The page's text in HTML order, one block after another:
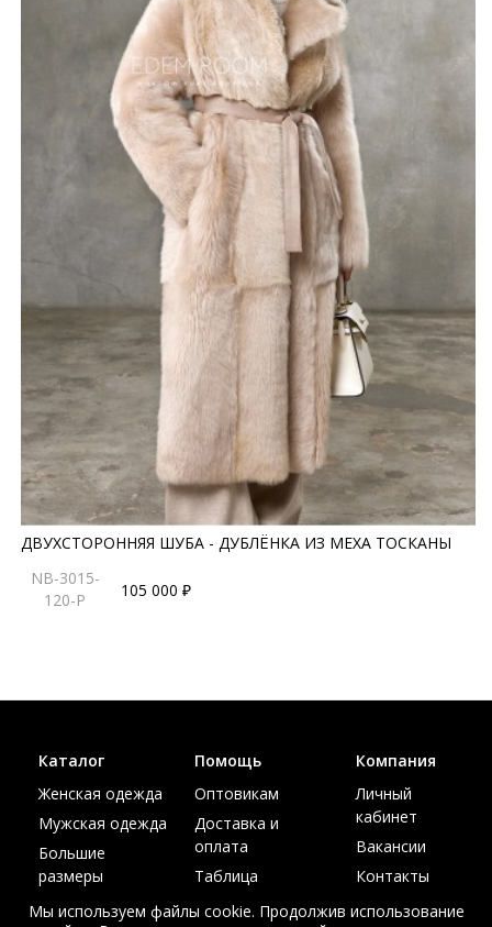
ДВУХСТОРОННЯЯ ШУБА - ДУБЛЁНКА ИЗ МЕХА ТОСКАНЫ
NB-3015-
120-P
105 000 ₽
Каталог
Женская одежда
Мужская одежда
Большие
размеры
Акции
Помощь
Оптовикам
Доставка и
оплата
Таблица
Компания
Личный
кабинет
Вакансии
Контакты
Мы используем файлы cookie. Продолжив использование